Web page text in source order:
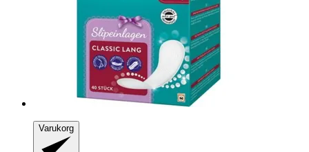
Varukorg